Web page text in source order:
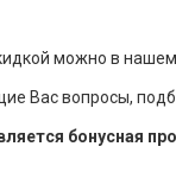
можно в
Вас вопросы,
бонусная